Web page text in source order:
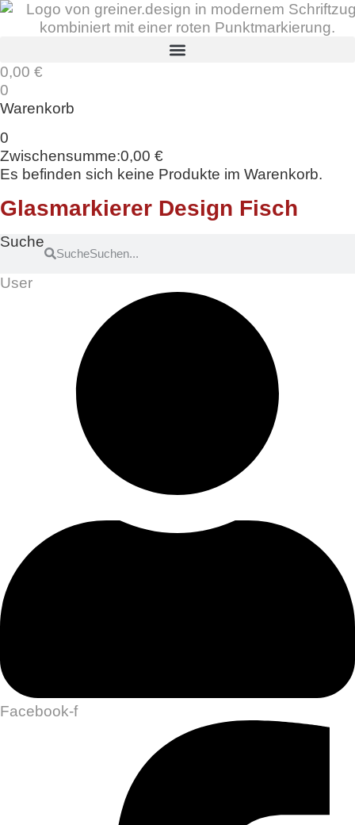
Zum
0,00 €
0
Warenkorb
0
Zwischensumme:0,00 €
Es befinden sich keine Produkte im Warenkorb.
Glasmarkierer Design Fisch
Suche
Suche
User
Facebook-f